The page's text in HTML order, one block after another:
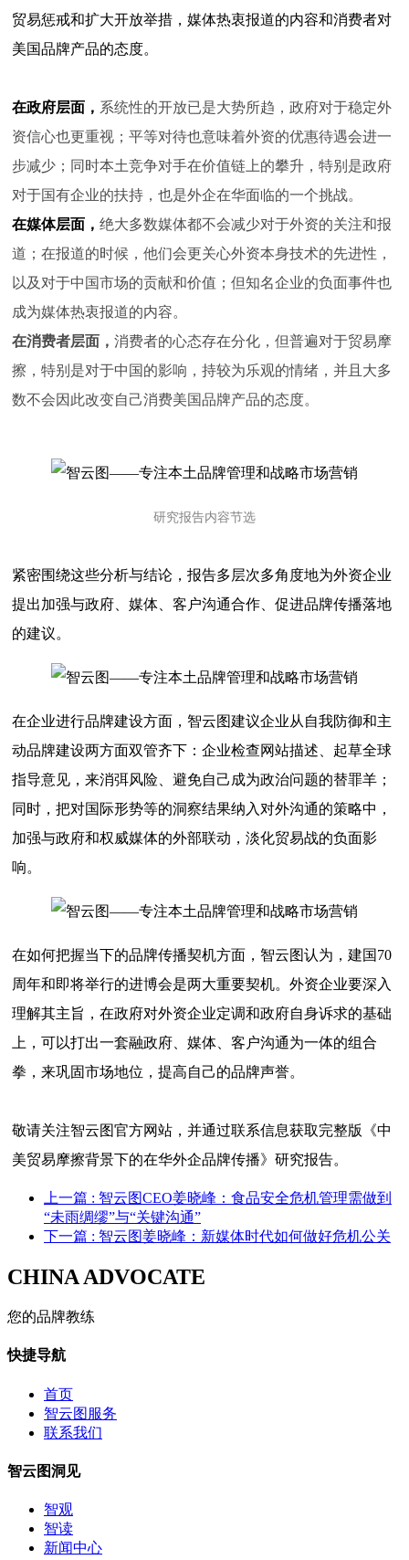
贸易惩戒和扩大开放举措，媒体热衷报道的内容和消费者对
美国品牌产品的态度。
在政府层面， 系统性的开放已是大势所趋，政府对于稳定外
资信心也更重视；平等对待也意味着外资的优惠待遇会进一
步减少；同时本土竞争对手在价值链上的攀升，特别是政府
对于国有企业的扶持，也是外企在华面临的一个挑战。
在媒体层面， 绝大多数媒体都不会减少对于外资的关注和报
道；在报道的时候，他们会更关心外资本身技术的先进性，
以及对于中国市场的贡献和价值；但知名企业的负面事件也
成为媒体热衷报道的内容。
在消费者层面， 消费者的心态存在分化，但普遍对于贸易摩
擦，特别是对于中国的影响，持较为乐观的情绪，并且大多
数不会因此改变自己消费美国品牌产品的态度。
研究报告内容节选
紧密围绕这些分析与结论，报告多层次多角度地为外资企业
提出加强与政府、媒体、客户沟通合作、促进品牌传播落地
的建议。
在企业进行品牌建设方面，智云图建议企业从自我防御和主
动品牌建设两方面双管齐下：企业检查网站描述、起草全球
指导意见，来消弭风险、避免自己成为政治问题的替罪羊；
同时，把对国际形势等的洞察结果纳入对外沟通的策略中，
加强与政府和权威媒体的外部联动，淡化贸易战的负面影
响。
在如何把握当下的品牌传播契机方面，智云图认为，建国70
周年和即将举行的进博会是两大重要契机。外资企业要深入
理解其主旨，在政府对外资企业定调和政府自身诉求的基础
上，可以打出一套融政府、媒体、客户沟通为一体的组合
拳，来巩固市场地位，提高自己的品牌声誉。
敬请关注智云图官方网站，并通过联系信息获取完整版《中
美贸易摩擦背景下的在华外企品牌传播》研究报告。
上一篇 : 智云图CEO姜晓峰：食品安全危机管理需做到
“未雨绸缪”与“关键沟通”
下一篇 : 智云图姜晓峰：新媒体时代如何做好危机公关
CHINA ADVOCATE
您的品牌教练
快捷导航
首页
智云图服务
联系我们
智云图洞见
智观
智读
新闻中心